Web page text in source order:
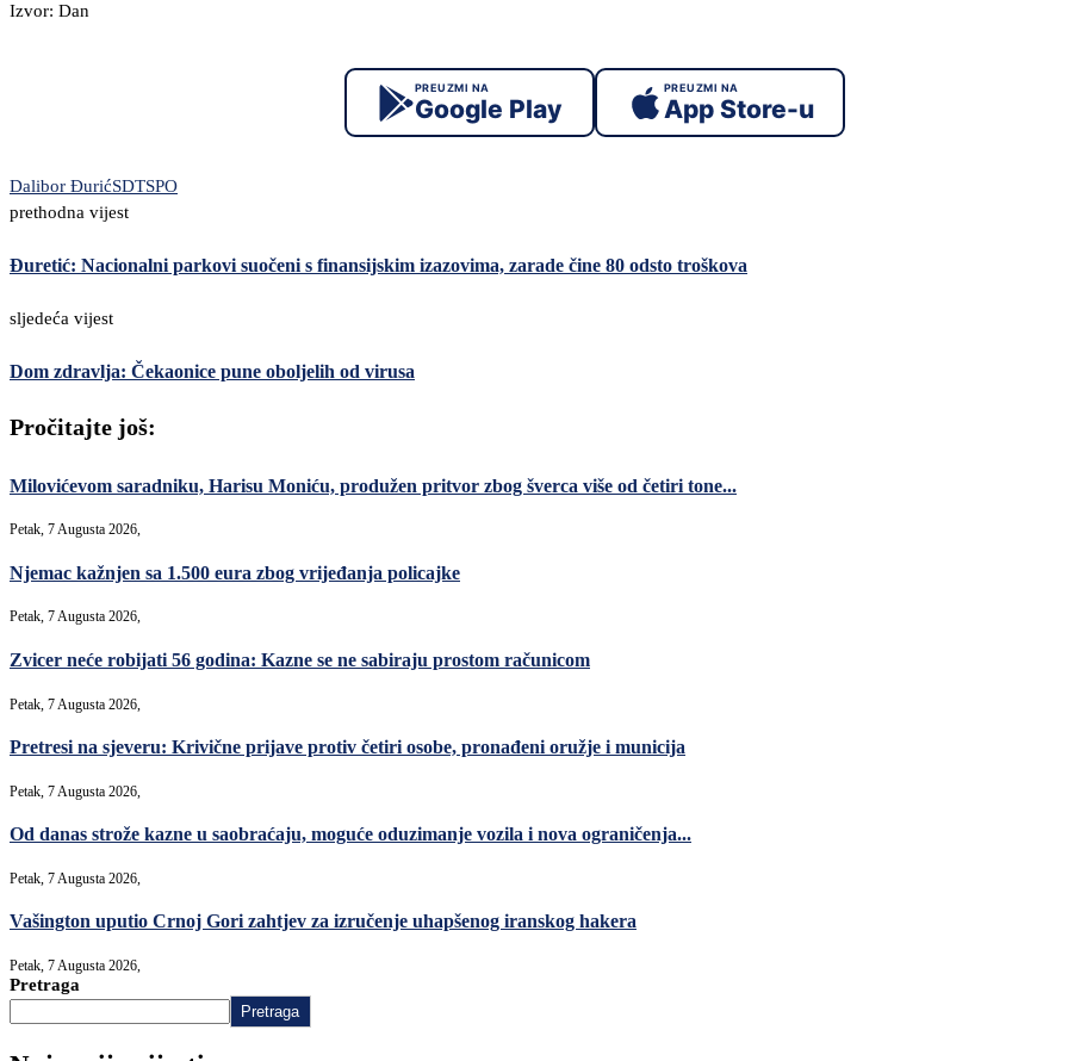
Izvor: Dan
PREUZMI NA
Google Play
PREUZMI NA
App Store-u
Dalibor ĐurićSDTSPO
prethodna vijest
Đuretić: Nacionalni parkovi suočeni s finansijskim izazovima, zarade čine 80 odsto troškova
sljedeća vijest
Dom zdravlja: Čekaonice pune oboljelih od virusa
Pročitajte još:
Milovićevom saradniku, Harisu Moniću, produžen pritvor zbog šverca više od četiri tone...
Petak, 7 Augusta 2026,
Njemac kažnjen sa 1.500 eura zbog vrijeđanja policajke
Petak, 7 Augusta 2026,
Zvicer neće robijati 56 godina: Kazne se ne sabiraju prostom računicom
Petak, 7 Augusta 2026,
Pretresi na sjeveru: Krivične prijave protiv četiri osobe, pronađeni oružje i municija
Petak, 7 Augusta 2026,
Od danas strože kazne u saobraćaju, moguće oduzimanje vozila i nova ograničenja...
Petak, 7 Augusta 2026,
Vašington uputio Crnoj Gori zahtjev za izručenje uhapšenog iranskog hakera
Petak, 7 Augusta 2026,
Pretraga
Pretraga